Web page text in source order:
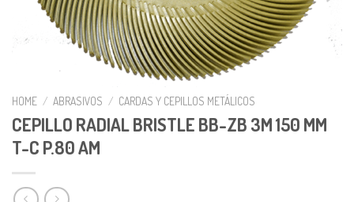
HOME / ABRASIVOS / CARDAS Y CEPILLOS METÁLICOS
CEPILLO RADIAL BRISTLE BB-ZB 3M 150 MM
T-C P.80 AM